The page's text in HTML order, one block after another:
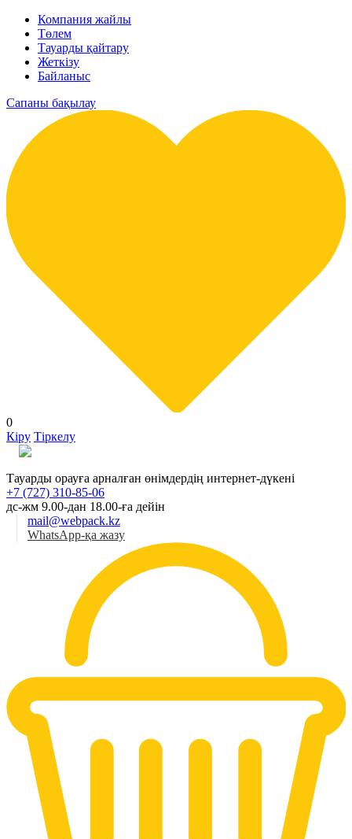
Компания жайлы
Төлем
Тауарды қайтару
Жеткізу
Байланыс
Сапаны бақылау
0
Кіру Тіркелу
Тауарды орауға арналған өнімдердің интернет-дүкені
+7 (727) 310-85-06
дс-жм 9.00-дан 18.00-ға дейін
mail@webpack.kz
WhatsApp-қа жазу